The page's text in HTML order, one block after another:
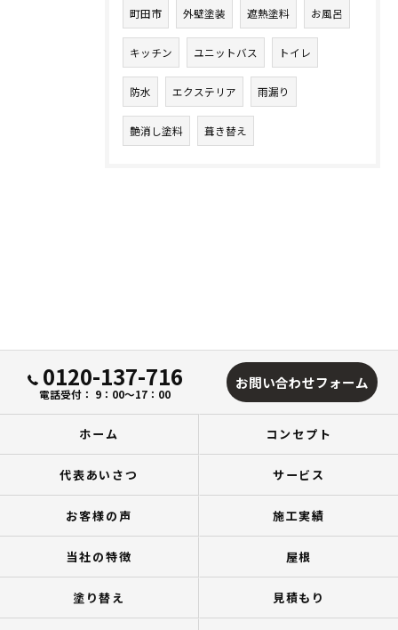
町田市 外壁塗装 遮熱塗料 お風呂
キッチン ユニットバス トイレ
防水 エクステリア 雨漏り
艶消し塗料 葺き替え
0120-137-716
電話受付： 9：00～17：00
お問い合わせフォーム
ホーム コンセプト
代表あいさつ サービス
お客様の声 施工実績
当社の特徴 屋根
塗り替え 見積もり